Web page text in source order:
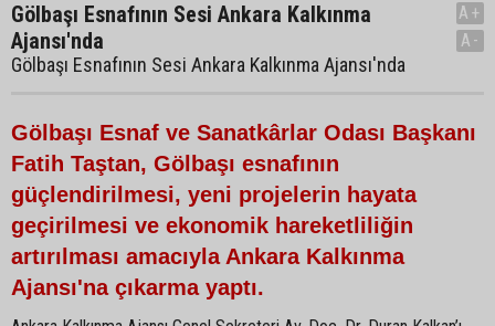
Gölbaşı Esnafının Sesi Ankara Kalkınma
Ajansı'nda
Gölbaşı Esnafının Sesi Ankara Kalkınma Ajansı'nda
A+
A-
Gölbaşı Esnaf ve Sanatkârlar Odası Başkanı
Fatih Taştan, Gölbaşı esnafının
güçlendirilmesi, yeni projelerin hayata
geçirilmesi ve ekonomik hareketliliğin
artırılması amacıyla Ankara Kalkınma
Ajansı'na çıkarma yaptı.